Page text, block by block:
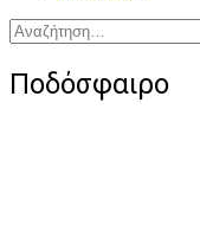
Αναζήτηση
για:
Ποδόσφαιρο